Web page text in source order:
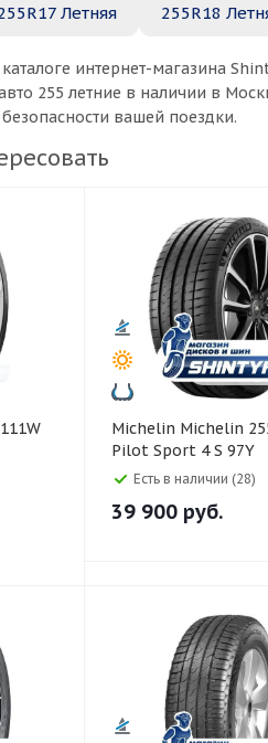
Летняя 255R18
интернет-магазина
255 летние в наличии в
вашей поездки.
Michelin Michelin 255/35 R20
Pilot Sport 4 S 97Y
Есть в наличии (28)
39 900 руб.